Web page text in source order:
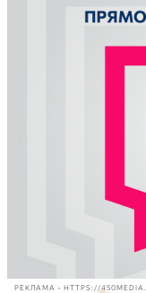
РЕКЛАМА • HTTPS://